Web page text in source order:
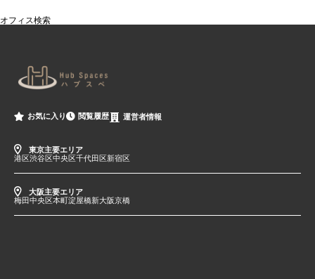
オフィス検索
お気に入り 閲覧履歴 運営者情報
東京主要エリア
港区渋谷区中央区千代田区新宿区
大阪主要エリア
梅田中央区本町淀屋橋新大阪京橋